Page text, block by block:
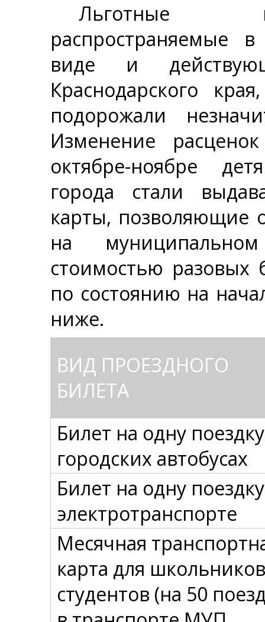
Льготные
распространяемые
виде и
Краснодарского
подорожали
Изменение
октябре-ноябре
города стали
карты, позволяющие
на
стоимостью разовых
по состоянию на
ниже.
ВИД ПРОЕЗДНОГО
БИЛЕТА
Билет на одну
городских автобусах
Билет на одну
электротранспорте
Месячная
карта для
студентов (на 50